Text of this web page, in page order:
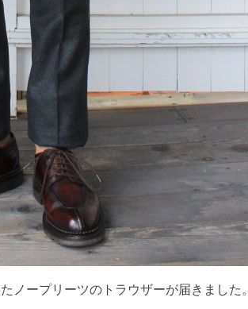
ノープリーツのトラウザーが届きました。